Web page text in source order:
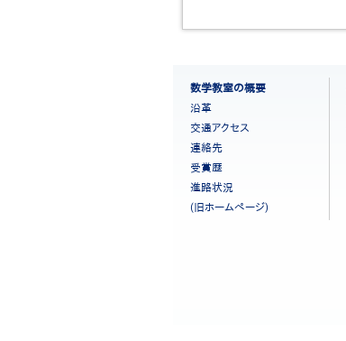
［日
数学教室の概要
沿革
交通アクセス
連絡先
受賞歴
進路状況
(旧ホームページ)